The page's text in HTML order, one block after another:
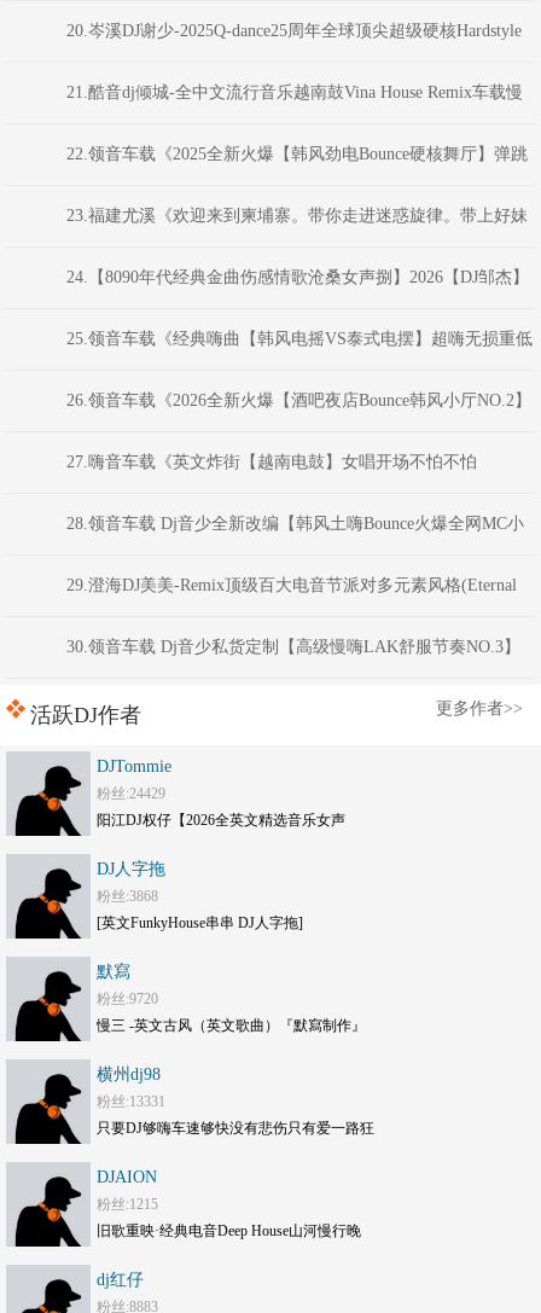
嗨NO.4】劲爆电音》(Dj音少Mix)
20.岑溪DJ谢少-2025Q-dance25周年全球顶尖超级硬核Hardstyle
系列Хакеры混音
21.酷音dj倾城-全中文流行音乐越南鼓Vina House Remix车载慢
摇舞曲串烧22.领音车载《2025全新火爆【韩风劲电Bounce硬核舞厅】弹跳
重低音》(Dj音少Mix)
23.福建尤溪《欢迎来到柬埔寨。带你走进迷惑旋律。带上好妹
子100分钟夜店汽车音乐串烧》福建DJ阿财
24.【8090年代经典金曲伤感情歌沧桑女声捌】2026【DJ邹杰】
25.领音车载《经典嗨曲【韩风电摇VS泰式电摆】超嗨无损重低
音炮》(Dj红仔Mix)
26.领音车载《2026全新火爆【酒吧夜店Bounce韩风小厅NO.2】
硬核劲电弹跳电音(Dj音少Mix)
27.嗨音车载《英文炸街【越南电鼓】女唱开场不怕不怕
VNHouse混音车载串烧大碟》 河南DJ彦航
28.领音车载 Dj音少全新改编【韩风土嗨Bounce火爆全网MC小
洲经典语录】现场喊麦跳舞大碟
29.澄海DJ美美-Remix顶级百大电音节派对多元素风格(Eternal
Night)商业蹦迪连版串烧
30.领音车载 Dj音少私货定制【高级慢嗨LAK舒服节奏NO.3】
弹跳越鼓VK电音
活跃DJ作者 更多作者>>
DJTommie
粉丝:24429
阳江DJ权仔【2026全英文精选音乐女声
DJ人字拖
粉丝:3868
[英文FunkyHouse串串 DJ人字拖]
默寫
粉丝:9720
慢三 -英文古风（英文歌曲）『默寫制作』
横州dj98
粉丝:13331
只要DJ够嗨车速够快没有悲伤只有爱一路狂
DJAION
粉丝:1215
旧歌重映·经典电音Deep House山河慢行晚
dj红仔
粉丝:8883